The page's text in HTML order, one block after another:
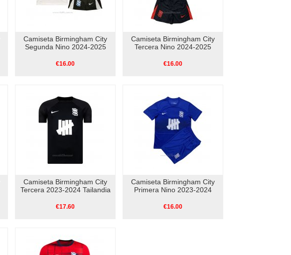
Camiseta Birmingham City
Segunda Nino 2024-2025
€16.00
Camiseta Birmingham City
Tercera Nino 2024-2025
€16.00
Camiseta Birmingham City
Tercera 2023-2024 Tailandia
€17.60
Camiseta Birmingham City
Primera Nino 2023-2024
€16.00